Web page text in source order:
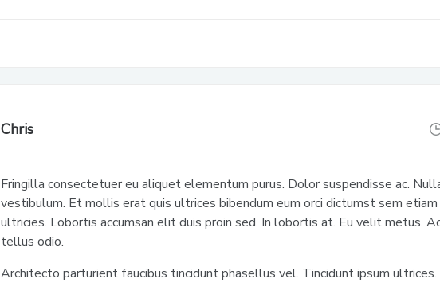
Chris
Fringilla consectetuer eu aliquet elementum purus. Dolor suspendisse ac.
vestibulum. Et mollis erat quis ultrices bibendum eum orci dictumst sem
ultricies. Lobortis accumsan elit duis proin sed. In lobortis at. Eu velit metus.
tellus odio.
Architecto parturient faucibus tincidunt phasellus vel. Tincidunt ipsum ultrices.